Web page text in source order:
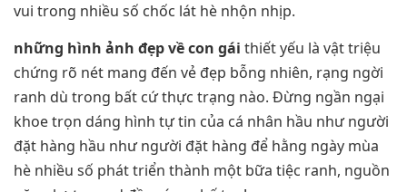
vui trong nhiều số chốc lát hè nhộn nhịp.
những hình ảnh đẹp về con gái thiết yếu là vật triệu
chứng rõ nét mang đến vẻ đẹp bỗng nhiên, rạng ngời
ranh dù trong bất cứ thực trạng nào. Đừng ngần ngại
khoe trọn dáng hình tự tin của cá nhân hầu như người
đặt hàng hầu như người đặt hàng để hằng ngày mùa
hè nhiều số phát triển thành một bữa tiệc ranh, nguồn